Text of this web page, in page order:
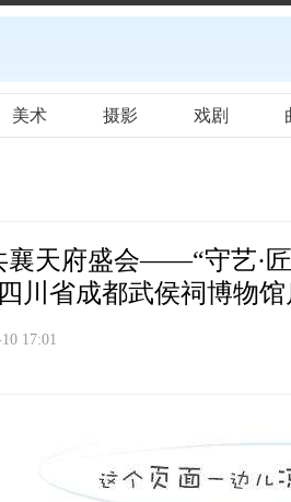
美术 摄影 戏剧
襄天府盛会——“守艺·
川省成都武侯祠博物
17:01